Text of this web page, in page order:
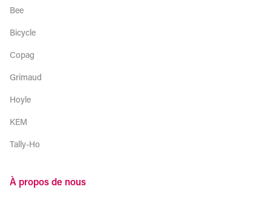
Bee
Bicycle
Copag
Grimaud
Hoyle
KEM
Tally-Ho
À propos de nous